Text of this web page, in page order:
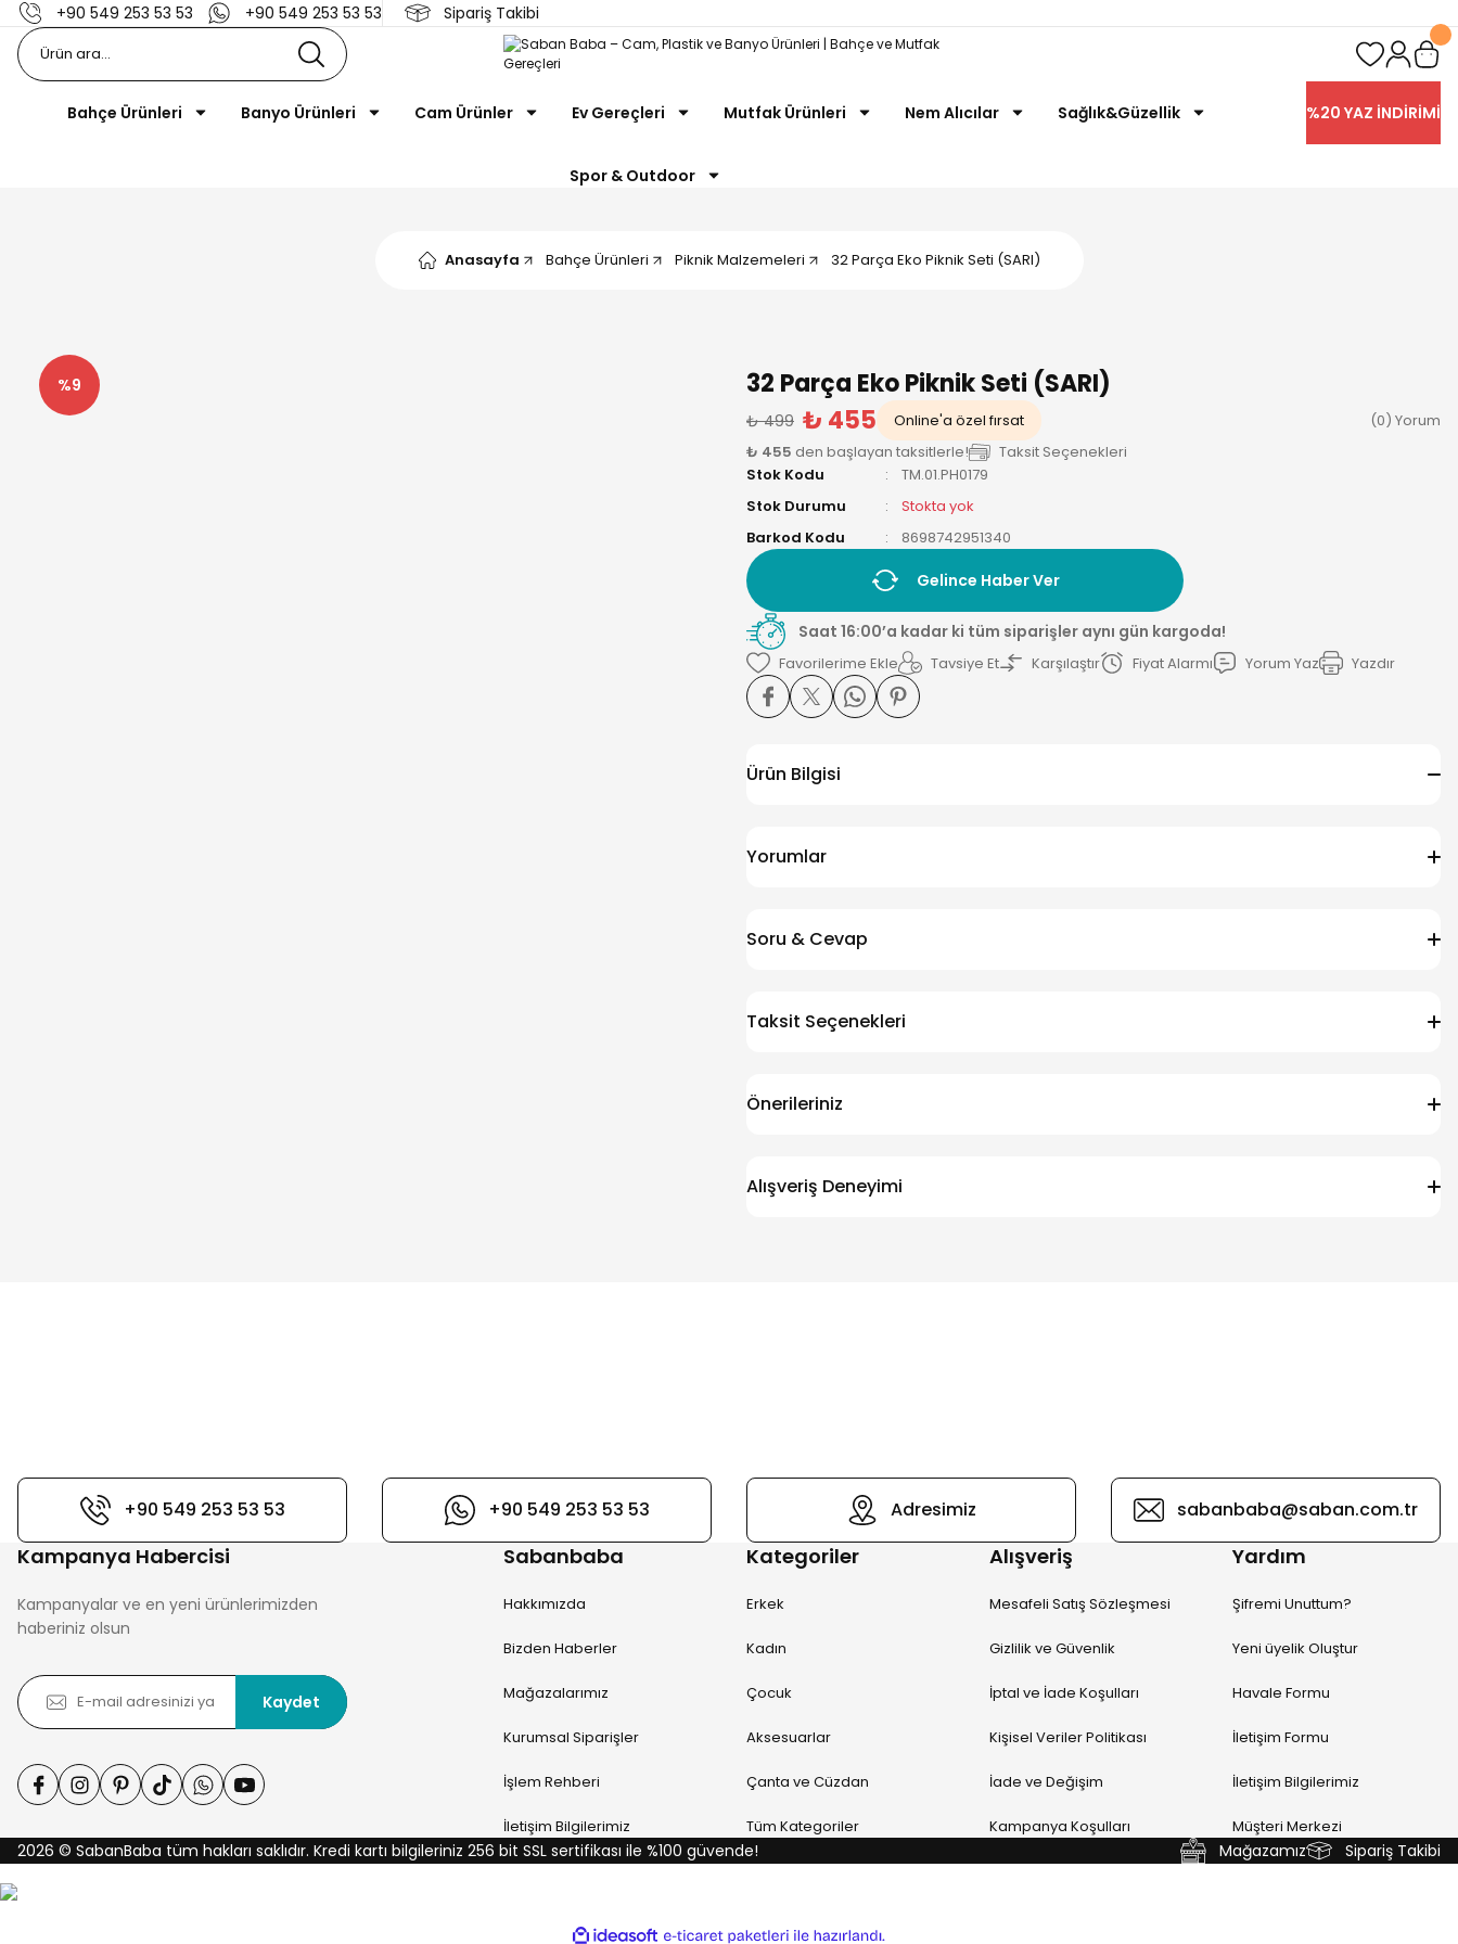
+90 549 253 53 53 +90 549 253 53 53 Sipariş Takibi
Bahçe Ürünleri Banyo Ürünleri Cam Ürünler Ev Gereçleri Mutfak Ürünleri Nem Alıcılar Sağlık&Güzellik
Spor & Outdoor
%20 YAZ İNDİRİMİ
Anasayfa Bahçe Ürünleri Piknik Malzemeleri 32 Parça Eko Piknik Seti (SARI)
%9 32 Parça Eko Piknik Seti (SARI)
₺ 499 ₺ 455 Online'a özel fırsat
(0) Yorum
₺ 455 den başlayan taksitlerle!
Taksit Seçenekleri
Stok Kodu
TM.01.PH0179
Stok Durumu
Stokta yok
Barkod Kodu
8698742951340
Gelince Haber Ver
Saat 16:00’a kadar ki tüm siparişler aynı gün kargoda!
Tavsiye Et Karşılaştır Fiyat Alarmı Yorum Yaz Yazdır
Ürün Bilgisi
Yorumlar
Soru & Cevap
Taksit Seçenekleri
Önerileriniz
Alışveriş Deneyimi
+90 549 253 53 53 +90 549 253 53 53 Adresimiz sabanbaba@saban.com.tr
Kampanya Habercisi
Kampanyalar ve en yeni ürünlerimizden
haberiniz olsun
Kaydet
Sabanbaba
Hakkımızda
Bizden Haberler
Mağazalarımız
Kurumsal Siparişler
İşlem Rehberi
İletişim Bilgilerimiz
Kategoriler
Erkek
Kadın
Çocuk
Aksesuarlar
Çanta ve Cüzdan
Tüm Kategoriler
Alışveriş
Mesafeli Satış Sözleşmesi
Gizlilik ve Güvenlik
İptal ve İade Koşulları
Kişisel Veriler Politikası
İade ve Değişim
Kampanya Koşulları
Yardım
Şifremi Unuttum?
Yeni üyelik Oluştur
Havale Formu
İletişim Formu
İletişim Bilgilerimiz
Müşteri Merkezi
2026 © SabanBaba tüm hakları saklıdır. Kredi kartı bilgileriniz 256 bit SSL sertifikası ile %100 güvende! Mağazamız Sipariş Takibi
ideasoft e-